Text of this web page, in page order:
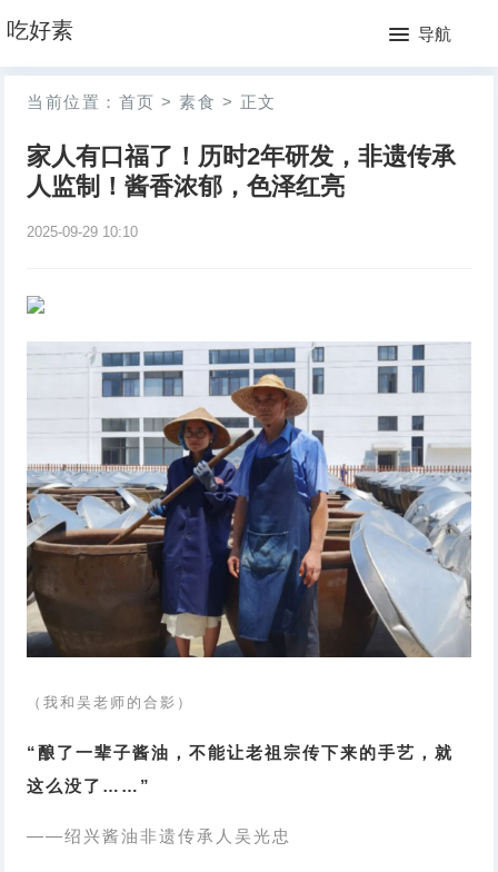
吃好素 导航
网
站
月
当前位置： 首页 > 素食 > 正文
家人有口福了！历时2年研发，非遗传承
人监制！酱香浓郁，色泽红亮
2025-09-29 10:10
（我和吴老师的合影）
“酿了一辈子酱油，不能让老祖宗传下来的手艺，就
这么没了……”
——绍兴酱油非遗传承人吴光忠